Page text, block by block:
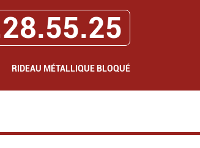
RIDEAU MÉTALLIQUE BLOQUÉ